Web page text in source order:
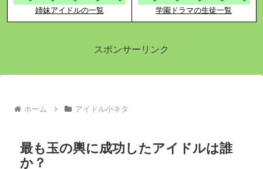
姉妹アイドルの一覧 学園ドラマの生徒一覧
スポンサーリンク
ホーム アイドル小ネタ
最も玉の輿に成功したアイドルは誰
か？